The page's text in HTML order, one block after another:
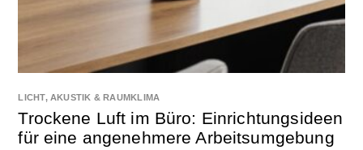
LICHT, AKUSTIK & RAUMKLIMA
Trockene Luft im Büro: Einrichtungsideen
für eine angenehmere Arbeitsumgebung